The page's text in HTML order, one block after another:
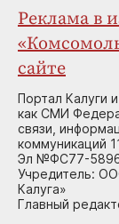
Реклама в
сайте
Портал Калуги
как СМИ
связи,
коммуникаций
Эл №ФС77-
Учредитель:
Калуга»
Главный